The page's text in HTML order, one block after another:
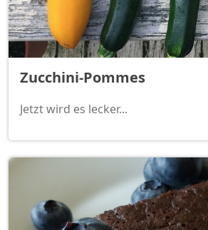
Zucchini-Pommes
Jetzt wird es lecker...